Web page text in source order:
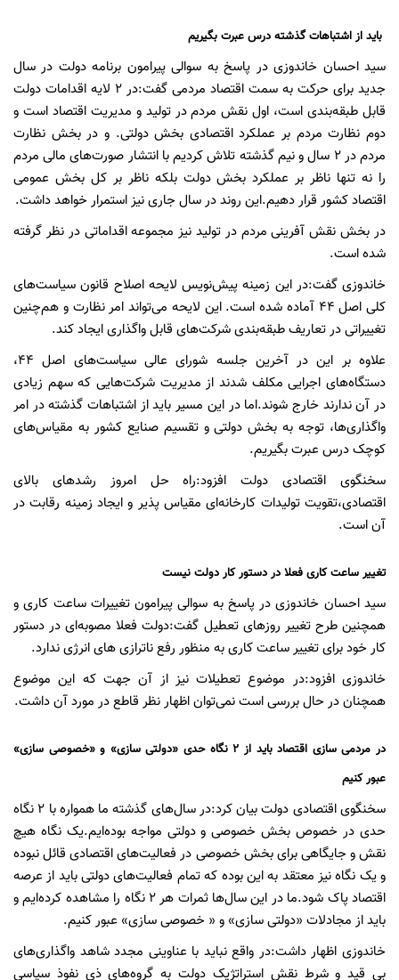
باید از اشتباهات گذشته درس عبرت بگیریم
سید احسان خاندوزی در پاسخ به سوالی پیرامون برنامه دولت در سال
جدید برای حرکت به سمت اقتصاد مردمی گفت:در ۲ لایه اقدامات دولت
قابل طبقه‌بندی است، اول نقش مردم در تولید و مدیریت اقتصاد است و
دوم نظارت مردم بر عملکرد اقتصادی بخش دولتی. و در بخش نظارت
مردم در ۲ سال و نیم گذشته تلاش کردیم با انتشار صورت‌های مالی مردم
را نه تنها ناظر بر عملکرد بخش دولت بلکه ناظر بر کل بخش عمومی
اقتصاد کشور قرار دهیم.این روند در سال جاری نیز استمرار خواهد داشت.
در بخش نقش آفرینی مردم در تولید نیز مجموعه اقداماتی در نظر گرفته
شده است.
خاندوزی گفت:در این زمینه پیش‌نویس لایحه اصلاح قانون سیاست‌های
کلی اصل ۴۴ آماده شده است. این لایحه می‌تواند امر نظارت و هم‌چنین
تغییراتی در تعاریف طبقه‌بندی شرکت‌های قابل واگذاری ایجاد کند.
علاوه بر این در آخرین جلسه شورای عالی سیاست‌های اصل ۴۴،
دستگاه‌های اجرایی مکلف شدند از مدیریت شرکت‌هایی که سهم زیادی
در آن ندارند خارج شوند.اما در این مسیر باید از اشتباهات گذشته در امر
واگذاری‌ها، توجه به بخش دولتی و تقسیم صنایع کشور به مقیاس‌های
کوچک درس عبرت بگیریم.
سخنگوی اقتصادی دولت افزود:راه حل امروز رشدهای بالای
اقتصادی،تقویت تولیدات کارخانه‌ای مقیاس پذیر و ایجاد زمینه رقابت در
آن است.
تغییر ساعت کاری فعلا در دستور کار دولت نیست
سید احسان خاندوزی در پاسخ به سوالی پیرامون تغییرات ساعت کاری و
همچنین طرح تغییر روزهای تعطیل گفت:دولت فعلا مصوبه‌ای در دستور
کار خود برای تغییر ساعت کاری به منظور رفع ناترازی های انرژی ندارد.
خاندوزی افزود:در موضوع تعطیلات نیز از آن جهت که این موضوع
همچنان در حال بررسی است نمی‌توان اظهار نظر قاطع در مورد آن داشت.
در مردمی سازی اقتصاد باید از ۲ نگاه حدی «دولتی سازی» و «خصوصی سازی»
عبور کنیم
سخنگوی اقتصادی دولت بیان کرد:در سال‌های گذشته ما همواره با ۲ نگاه
حدی در خصوص بخش خصوصی و دولتی مواجه بوده‌ایم.یک نگاه هیچ
نقش و جایگاهی برای بخش خصوصی در فعالیت‌های اقتصادی قائل نبوده
و یک نگاه نیز معتقد به این بوده که تمام فعالیت‌های دولتی باید از عرصه
اقتصاد پاک شود.ما در این سال‌ها ثمرات هر ۲ نگاه را مشاهده کرده‌ایم و
باید از مجادلات «دولتی سازی» و « خصوصی سازی» عبور کنیم.
خاندوزی اظهار داشت:در واقع نباید با عناوینی مجدد شاهد واگذاری‌های
بی قید و شرط نقش استراتژیک دولت به گروه‌های ذی نفوذ سیاسی